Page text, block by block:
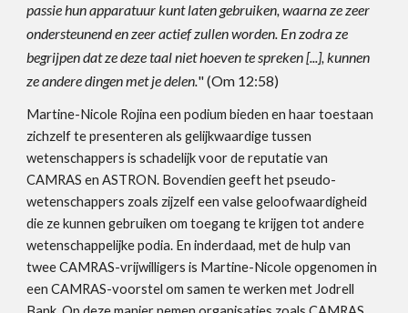
passie hun apparatuur kunt laten gebruiken, waarna ze zeer
ondersteunend en zeer actief zullen worden. En zodra ze
begrijpen dat ze deze taal niet hoeven te spreken [...], kunnen
ze andere dingen met je delen." (Om 12:58)
Martine-Nicole Rojina een podium bieden en haar toestaan
zichzelf te presenteren als gelijkwaardige tussen
wetenschappers is schadelijk voor de reputatie van
CAMRAS en ASTRON. Bovendien geeft het pseudo-
wetenschappers zoals zijzelf een valse geloofwaardigheid
die ze kunnen gebruiken om toegang te krijgen tot andere
wetenschappelijke podia. En inderdaad, met de hulp van
twee CAMRAS-vrijwilligers is Martine-Nicole opgenomen in
een CAMRAS-voorstel om samen te werken met Jodrell